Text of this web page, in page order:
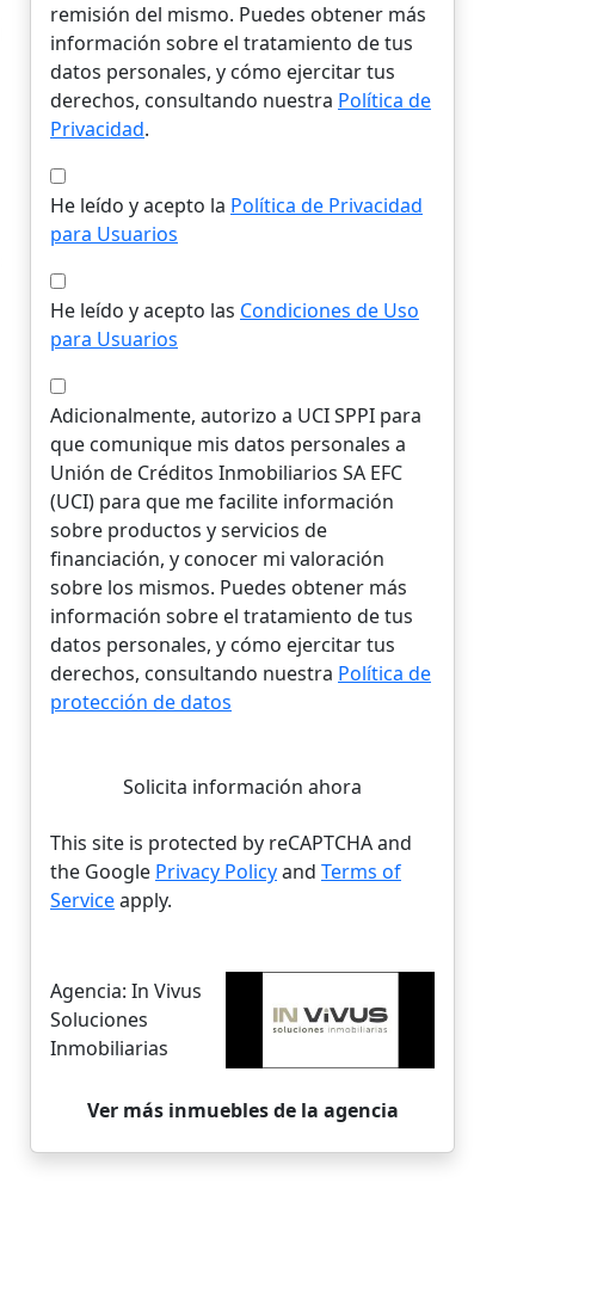
remisión del mismo. Puedes obtener más
información sobre el tratamiento de tus
datos personales, y cómo ejercitar tus
derechos, consultando nuestra Política de
Privacidad.
He leído y acepto la Política de Privacidad
para Usuarios
He leído y acepto las Condiciones de Uso
para Usuarios
Adicionalmente, autorizo a UCI SPPI para
que comunique mis datos personales a
Unión de Créditos Inmobiliarios SA EFC
(UCI) para que me facilite información
sobre productos y servicios de
financiación, y conocer mi valoración
sobre los mismos. Puedes obtener más
información sobre el tratamiento de tus
datos personales, y cómo ejercitar tus
derechos, consultando nuestra Política de
protección de datos
Solicita información ahora
This site is protected by reCAPTCHA and
the Google Privacy Policyand Terms of
Serviceapply.
Agencia: In Vivus
Soluciones
Inmobiliarias
Ver más inmuebles de la agencia